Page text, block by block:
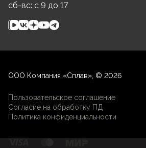
сб-вс: c 9 до 17
ООО Компания «Сплав», © 2026
Пользовательское соглашение
Согласие на обработку ПД
Политика конфиденциальности